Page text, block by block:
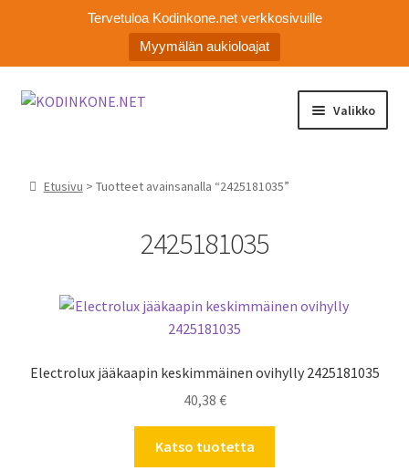
Tervetuloa Kodinkone.net verkkosivuille
Myymälän aukioloajat
Siirry
Siirry
Valikko
Asiakaspalvelu
Etusivu > Tuotteet avainsanalla “2425181035”
2425181035
Electrolux jääkaapin keskimmäinen ovihylly 2425181035
40,38 €
Katso tuotetta